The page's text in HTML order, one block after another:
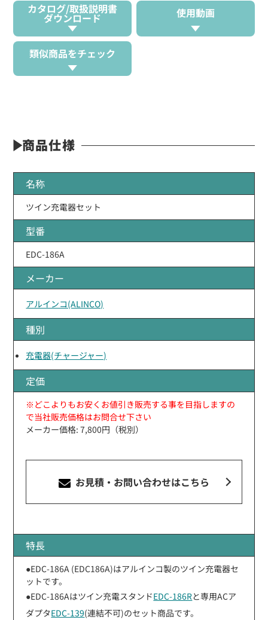
カタログ/取扱説明書
ダウンロード 使用動画
類似商品をチェック
商品仕様
名称
ツイン充電器セット
型番
EDC-186A
メーカー
アルインコ(ALINCO)
種別
充電器(チャージャー)
定価
※どこよりもお安くお値引き販売する事を目指しますの
で当社販売価格はお問合せ下さい
メーカー価格: 7,800円（税別）
お見積・お問い合わせはこちら
特長
●EDC-186A (EDC186A)はアルインコ製のツイン充電器セ
ットです。
●EDC-186Aはツイン充電スタンドEDC-186Rと専用ACア
ダプタEDC-139(連結不可)のセット商品です。